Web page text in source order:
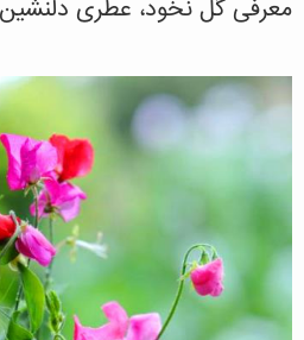
معرفی گل نخود، عطری